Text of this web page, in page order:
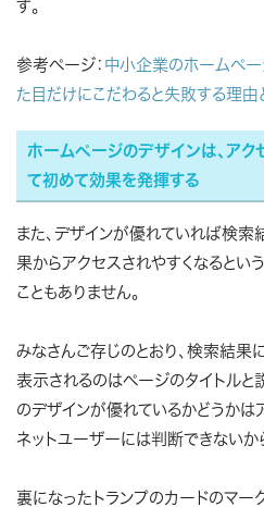
す。
参考ページ： 中小企業のホームペー
た目だけにこだわると失敗する理由
ホームページのデザインは、ア
て初めて効果を発揮する
また、デザインが優れていれば検索
果からアクセスされやすくなるという
こともありません。
みなさんご存じのとおり、検索結果
表示されるのはページのタイトルと
のデザインが優れているかどうかは
ネットユーザーには判断できないか
裏になったトランプのカードのマー